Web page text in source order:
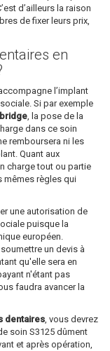
d’ailleurs la raison
de fixer leurs prix,
en
l’implant
Si par exemple
, la pose de la
dans ce soin
remboursera ni les
Quant aux
charge tout ou partie
mêmes règles qui
une autorisation de
puisque la
européen.
un devis à
qu'elle sera en
n'étant pas
faudra avancer la
dentaires, vous devrez
soin S3125 dûment
et après opération,